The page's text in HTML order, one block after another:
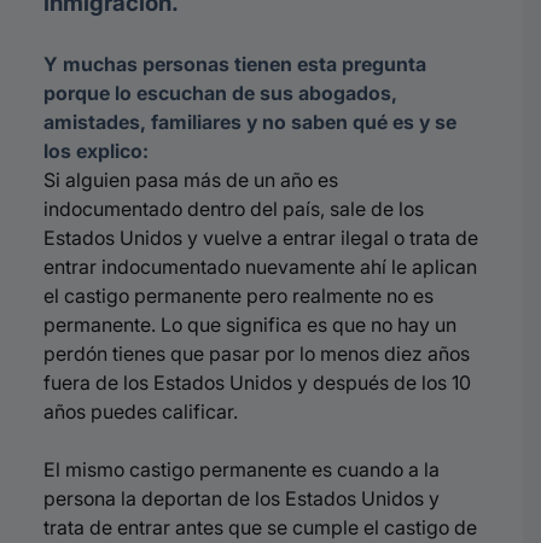
Y muchas personas tienen esta pregunta
porque lo escuchan de sus abogados,
amistades, familiares y no saben qué es y se
los explico:
Si alguien pasa más de un año es
indocumentado dentro del país, sale de los
Estados Unidos y vuelve a entrar ilegal o trata de
entrar indocumentado nuevamente ahí le aplican
el castigo permanente pero realmente no es
permanente. Lo que significa es que no hay un
perdón tienes que pasar por lo menos diez años
fuera de los Estados Unidos y después de los 10
años puedes calificar.
El mismo castigo permanente es cuando a la
persona la deportan de los Estados Unidos y
trata de entrar antes que se cumple el castigo de